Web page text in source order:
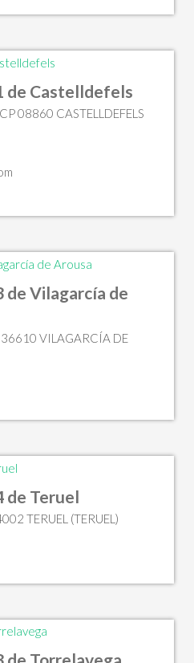
de Castelldefels
08860 CASTELLDEFELS
de Vilagarcía de
VILAGARCÍA DE
de Teruel
TERUEL (TERUEL)